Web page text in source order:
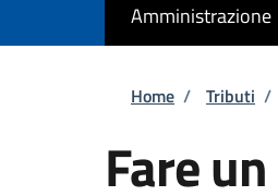
Amministrazione
Home / Tributi /
Fare